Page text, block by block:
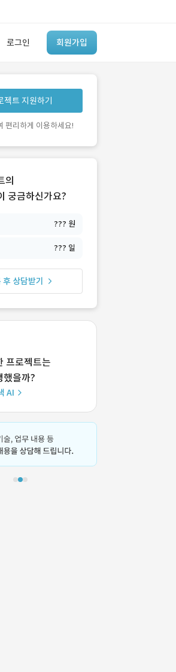
로그인 회원가입
색 AI
만들어본
있어?
젝트 지원하기
편리하게 이용하세요!
의
궁금하신가요?
??? 원
??? 일
후 상담받기
프로젝트는
했을까?
AI